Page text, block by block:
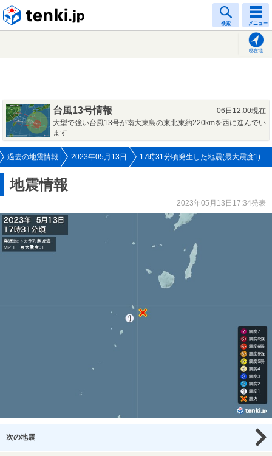
検索 メニュー
現在地
台風13号情報
06日12:00現在
大型で強い台風13号が南大東島の東北東約220kmを西に進んでい
ます
過去の地震情報 2023年05月13日 17時31分頃発生した地震(最大震度1)
地震情報
2023年05月13日17:34発表
次の地震